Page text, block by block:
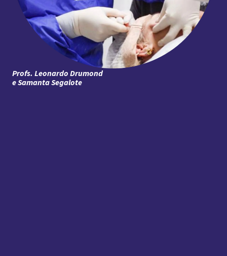
Profs. Leonardo Drumond
e Samanta Segalote